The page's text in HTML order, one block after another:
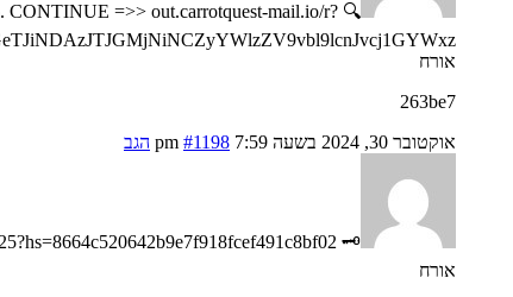
CONTINUE =>> out.carrotquest-mail.io/r?
אורח
263be7
אוקטובר 30, 2024 בשעה 7:59 pm
#1198 הגב
🗝 Notification- Process 1.823548 bitcoin. Confirm => https://telegra.ph/Go-to-your-personal-cabinet-08-25?hs=8664c520642b9e7f918fcef491c8bf02& 🗝
אורח